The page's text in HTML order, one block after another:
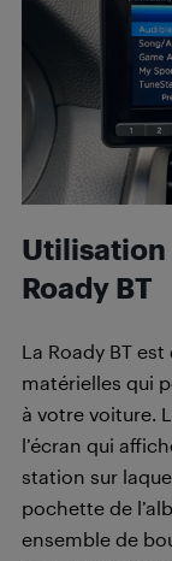
Utilisation
Roady BT
La Roady BT
matérielles qui
à votre voiture.
l’écran qui
station sur
pochette de
ensemble de